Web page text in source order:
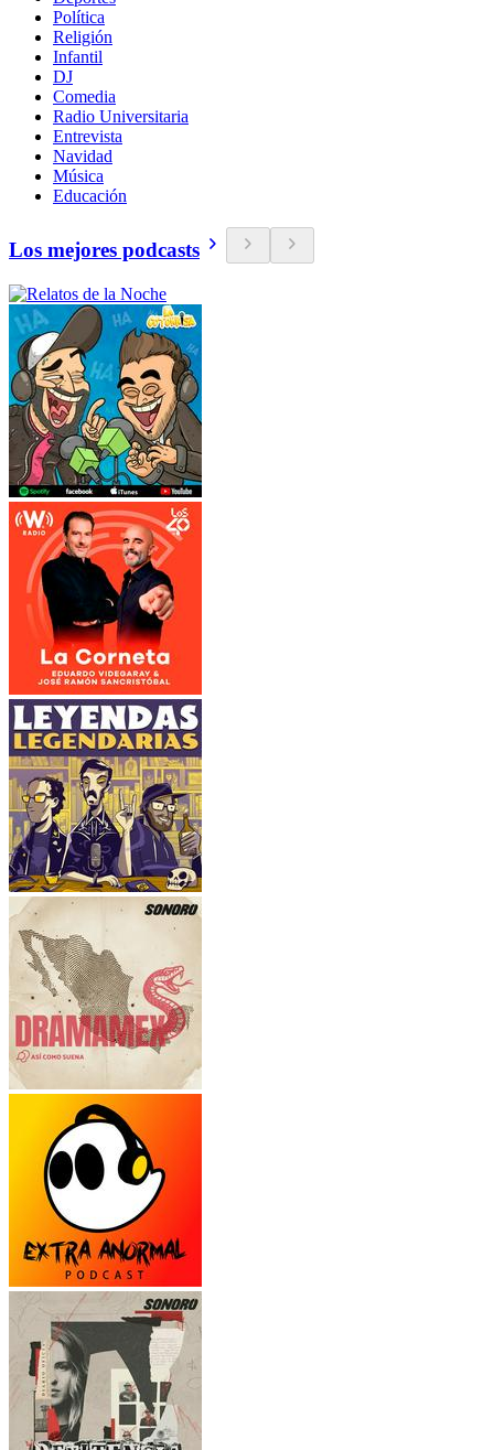
Política
Religión
Infantil
DJ
Comedia
Radio Universitaria
Entrevista
Navidad
Música
Educación
Los mejores podcasts